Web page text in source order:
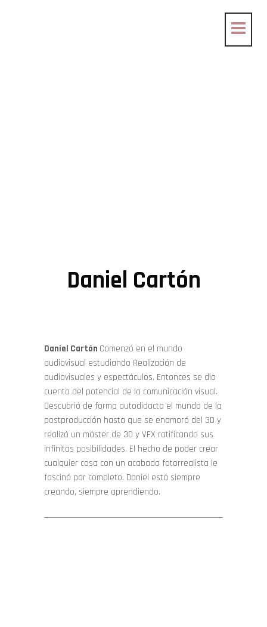
Daniel Cartón
Daniel Cartón Comenzó en el mundo
audiovisual estudiando Realización de
audiovisuales y espectáculos. Entonces se dio
cuenta del potencial de la comunicación visual.
Descubrió de forma autodidacta el mundo de la
postproducción hasta que se enamoró del 3D y
realizó un máster de 3D y VFX ratificando sus
infinitas posibilidades. El hecho de poder crear
cualquier cosa con un acabado fotorrealista le
fascinó por completo. Daniel está siempre
creando, siempre aprendiendo.